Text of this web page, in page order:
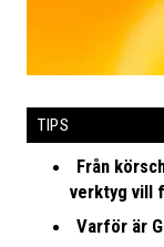
TIPS
Från
verktyg vill
Varför är